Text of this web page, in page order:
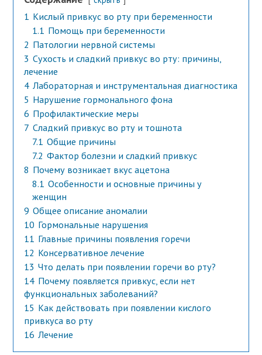
1 Кислый привкус во рту при беременности
1.1 Помощь при беременности
2 Патологии нервной системы
3 Сухость и сладкий привкус во рту: причины,
лечение
4 Лабораторная и инструментальная диагностика
5 Нарушение гормонального фона
6 Профилактические меры
7 Сладкий привкус во рту и тошнота
7.1 Общие причины
7.2 Фактор болезни и сладкий привкус
8 Почему возникает вкус ацетона
8.1 Особенности и основные причины у
женщин
9 Общее описание аномалии
10 Гормональные нарушения
11 Главные причины появления горечи
12 Консервативное лечение
13 Что делать при появлении горечи во рту?
14 Почему появляется привкус, если нет
функциональных заболеваний?
15 Как действовать при появлении кислого
привкуса во рту
16 Лечение